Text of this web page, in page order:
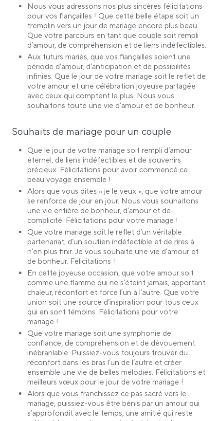
Nous vous adressons nos plus sincères félicitations
pour vos fiançailles ! Que cette belle étape soit un
tremplin vers un jour de mariage encore plus beau.
Que votre parcours en tant que couple soit rempli
d’amour, de compréhension et de liens indéfectibles.
Aux futurs mariés, que vos fiançailles soient une
période d’amour, d’anticipation et de possibilités
infinies. Que le jour de votre mariage soit le reflet de
votre amour et une célébration joyeuse partagée
avec ceux qui comptent le plus. Nous vous
souhaitons toute une vie d’amour et de bonheur.
Souhaits de mariage pour un couple
Que le jour de votre mariage soit rempli d’amour
éternel, de liens indéfectibles et de souvenirs
précieux. Félicitations pour avoir commencé ce
beau voyage ensemble !
Alors que vous dites « je le veux », que votre amour
se renforce de jour en jour. Nous vous souhaitons
une vie entière de bonheur, d’amour et de
complicité. Félicitations pour votre mariage !
Que votre mariage soit le reflet d’un véritable
partenariat, d’un soutien indéfectible et de rires à
n’en plus finir. Je vous souhaite une vie d’amour et
de bonheur. Félicitations !
En cette joyeuse occasion, que votre amour soit
comme une flamme qui ne s’éteint jamais, apportant
chaleur, réconfort et force l’un à l’autre. Que votre
union soit une source d’inspiration pour tous ceux
qui en sont témoins. Félicitations pour votre
mariage !
Que votre mariage soit une symphonie de
confiance, de compréhension et de dévouement
inébranlable. Puissiez-vous toujours trouver du
réconfort dans les bras l’un de l’autre et créer
ensemble une vie de belles mélodies. Félicitations et
meilleurs vœux pour le jour de votre mariage !
Alors que vous franchissez ce pas sacré vers le
mariage, puissiez-vous être bénis par un amour qui
s’approfondit avec le temps, une amitié qui reste